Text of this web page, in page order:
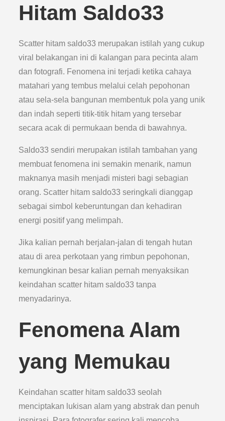
Hitam Saldo33
Scatter hitam saldo33 merupakan istilah yang cukup
viral belakangan ini di kalangan para pecinta alam
dan fotografi. Fenomena ini terjadi ketika cahaya
matahari yang tembus melalui celah pepohonan
atau sela-sela bangunan membentuk pola yang unik
dan indah seperti titik-titik hitam yang tersebar
secara acak di permukaan benda di bawahnya.
Saldo33 sendiri merupakan istilah tambahan yang
membuat fenomena ini semakin menarik, namun
maknanya masih menjadi misteri bagi sebagian
orang. Scatter hitam saldo33 seringkali dianggap
sebagai simbol keberuntungan dan kehadiran
energi positif yang melimpah.
Jika kalian pernah berjalan-jalan di tengah hutan
atau di area perkotaan yang rimbun pepohonan,
kemungkinan besar kalian pernah menyaksikan
keindahan scatter hitam saldo33 tanpa
menyadarinya.
Fenomena Alam
yang Memukau
Keindahan scatter hitam saldo33 seolah
menciptakan lukisan alam yang abstrak dan penuh